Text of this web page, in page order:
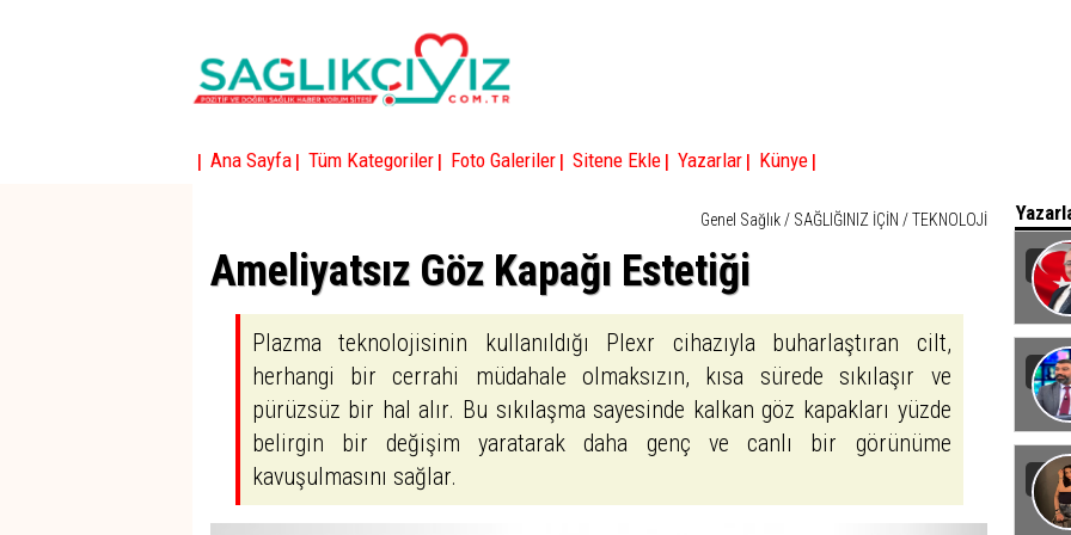
| Ana Sayfa | Tüm Kategoriler | Foto Galeriler | Sitene Ekle | Yazarlar | Künye |
Genel Sağlık/ SAĞLIĞINIZ İÇİN /TEKNOLOJİ
Ameliyatsız Göz Kapağı Estetiği
Plazma teknolojisinin kullanıldığı Plexr cihazıyla buharlaştıran cilt,
herhangi bir cerrahi müdahale olmaksızın, kısa sürede sıkılaşır ve
pürüzsüz bir hal alır. Bu sıkılaşma sayesinde kalkan göz kapakları yüzde
belirgin bir değişim yaratarak daha genç ve canlı bir görünüme
kavuşulmasını sağlar.